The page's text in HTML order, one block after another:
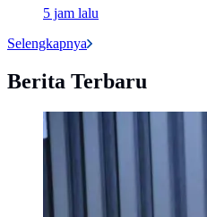
5 jam lalu
Selengkapnya
Berita Terbaru